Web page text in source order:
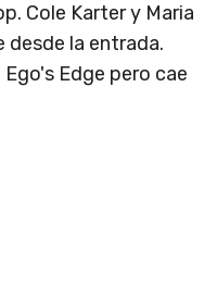
Cole Karter y Maria
desde la entrada.
Edge pero cae